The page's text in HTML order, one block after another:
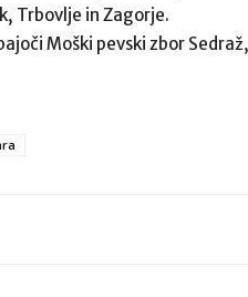
Trbovlje in Zagorje.
Moški pevski zbor